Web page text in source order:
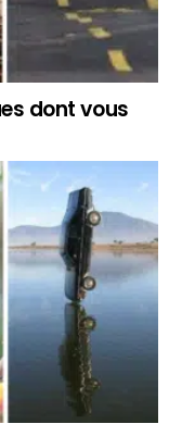
dont vous